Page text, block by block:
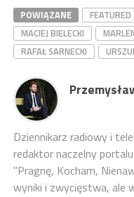
POWIĄZANE FEATURED
MACIEJ BIELECKI
RAFAŁ SARNECKI
Dziennikarz radiowy i
redaktor naczelny
"Pragnę, Kocham,
wyniki i zwycięstwa, ale